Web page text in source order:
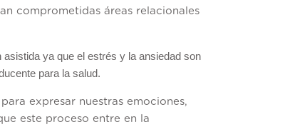
comprometidas áreas relacionales
ya que el estrés y la ansiedad son
para la salud.
expresar nuestras emociones,
este proceso entre en la